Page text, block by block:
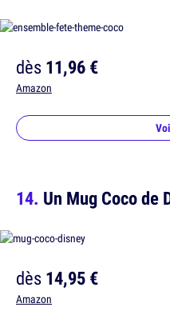
dès11,96 €
Amazon
Un Mug Coco de
dès14,95 €
Amazon